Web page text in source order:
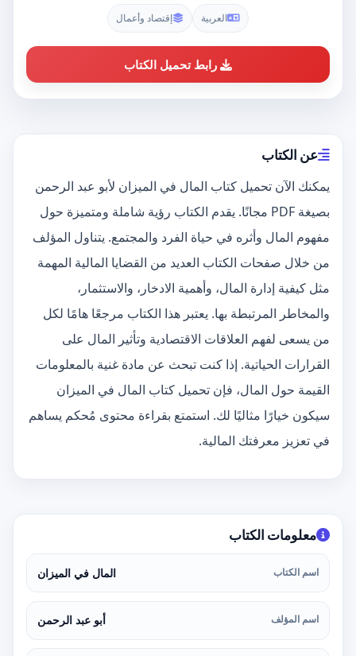
العربية إقتصاد وأعمال
رابط تحميل الكتاب
عن الكتاب
يمكنك الآن تحميل كتاب المال في الميزان لأبو عبد الرحمن
بصيغة PDF مجانًا. يقدم الكتاب رؤية شاملة ومتميزة حول
مفهوم المال وأثره في حياة الفرد والمجتمع. يتناول المؤلف
من خلال صفحات الكتاب العديد من القضايا المالية المهمة
مثل كيفية إدارة المال، وأهمية الادخار، والاستثمار،
والمخاطر المرتبطة بها. يعتبر هذا الكتاب مرجعًا هامًا لكل
من يسعى لفهم العلاقات الاقتصادية وتأثير المال على
القرارات الحياتية. إذا كنت تبحث عن مادة غنية بالمعلومات
القيمة حول المال، فإن تحميل كتاب المال في الميزان
سيكون خيارًا مثاليًا لك. استمتع بقراءة محتوى مُحكم يساهم
في تعزيز معرفتك المالية.
معلومات الكتاب
اسم الكتاب المال في الميزان
اسم المؤلف أبو عبد الرحمن